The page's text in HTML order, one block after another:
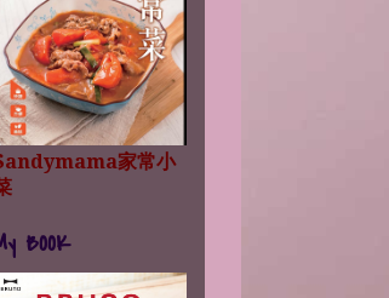
家常小
BOOK